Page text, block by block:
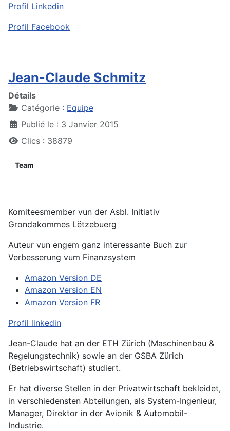
Profil Linkedin
Profil Facebook
Jean-Claude Schmitz
Détails
Catégorie : Equipe
Publié le : 3 Janvier 2015
Clics : 38879
Team
Komiteesmember vun der Asbl. Initiativ
Grondakommes Lëtzebuerg
Auteur vun engem ganz interessante Buch zur
Verbesserung vum Finanzsystem
Amazon Version DE
Amazon Version EN
Amazon Version FR
Profil linkedin
Jean-Claude hat an der ETH Zürich (Maschinenbau &
Regelungstechnik) sowie an der GSBA Zürich
(Betriebswirtschaft) studiert.
Er hat diverse Stellen in der Privatwirtschaft bekleidet,
in verschiedensten Abteilungen, als System-Ingenieur,
Manager, Direktor in der Avionik & Automobil-
Industrie.